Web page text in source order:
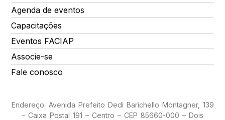
Agenda de eventos
Capacitações
Eventos FACIAP
Associe-se
Fale conosco
Endereço: Avenida Prefeito Dedi Barichello Montagner, 139
– Caixa Postal 191 – Centro – CEP 85660-000 – Dois